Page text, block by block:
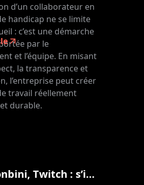
d’un collaborateur en
handicap ne se limite
: c’est une démarche
par le
et l’équipe. En misant
la transparence et
l’entreprise peut créer
travail réellement
durable.
Brut, Konbini, Twitch : s’inspirer des tendances pour réinventer la formation en ligne ?